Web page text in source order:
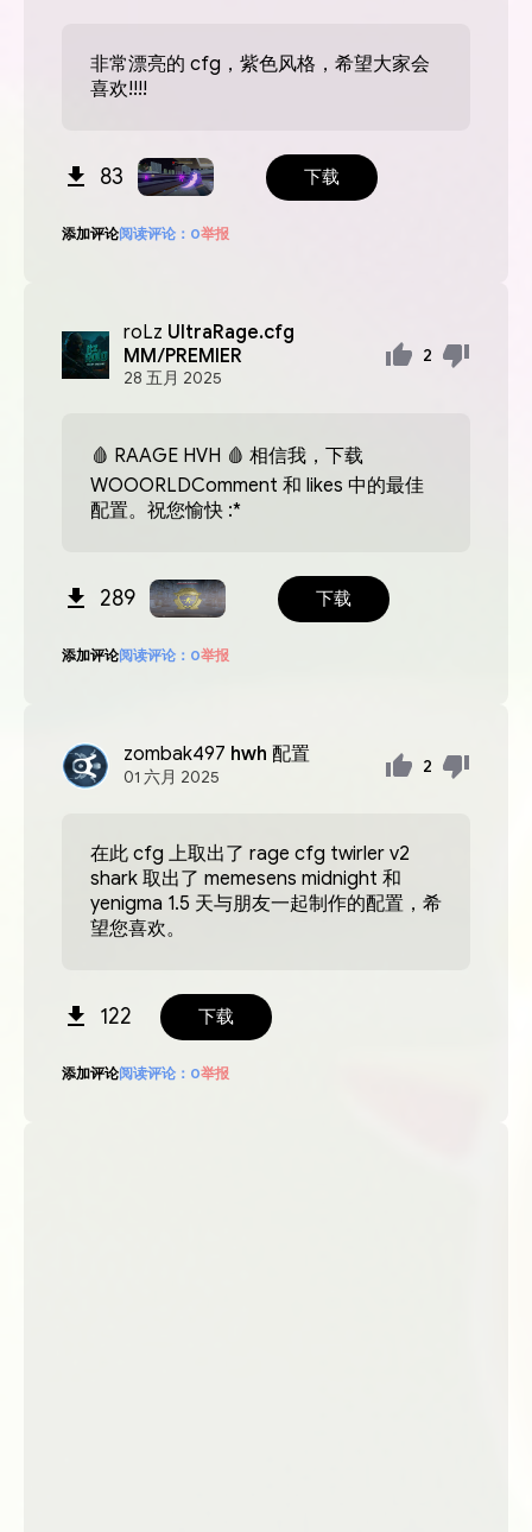
非常漂亮的 cfg，紫色风格，希望大家会
喜欢!!!!
83 下载
添加评论阅读评论： 0举报
roLz UltraRage.cfg
MM/PREMIER
28 五月 2025
2
🩸 RAAGE HVH 🩸 相信我，下载
WOOORLDComment 和 likes 中的最佳
配置。祝您愉快 :*
289 下载
添加评论阅读评论： 0举报
zombak497 hwh 配置
01 六月 2025
2
在此 cfg 上取出了 rage cfg twirler v2
shark 取出了 memesens midnight 和
yenigma 1.5 天与朋友一起制作的配置，希
望您喜欢。
122 下载
添加评论阅读评论： 0举报